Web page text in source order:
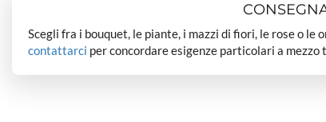
Scegli fra i bouquet, le piante, i mazzi di fiori, le rose o le
contattarci per concordare esigenze particolari a mezzo